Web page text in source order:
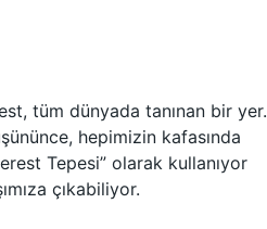
tüm dünyada tanınan bir yer.
hepimizin kafasında
Tepesi” olarak kullanıyor
çıkabiliyor.